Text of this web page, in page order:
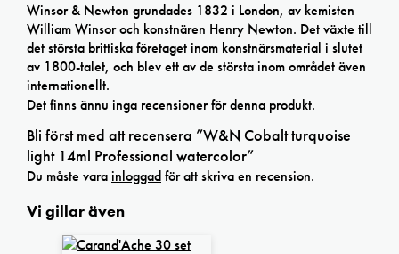
Winsor & Newton grundades 1832 i London, av kemisten
William Winsor och konstnären Henry Newton. Det växte till
det största brittiska företaget inom konstnärsmaterial i slutet
av 1800-talet, och blev ett av de största inom området även
internationellt.
Det finns ännu inga recensioner för denna produkt.
Bli först med att recensera ”W&N Cobalt turquoise
light 14ml Professional watercolor”
Du måste varainloggadför att skriva en recension.
Vi gillar även